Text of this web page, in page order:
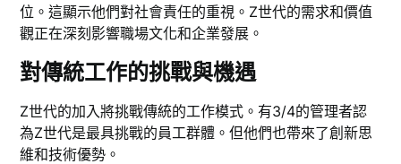
位。這顯示他們對社會責任的重視。Z世代的需求和價值
觀正在深刻影響職場文化和企業發展。
對傳統工作的挑戰與機遇
Z世代的加入將挑戰傳統的工作模式。有3/4的管理者認
為Z世代是最具挑戰的員工群體。但他們也帶來了創新思
維和技術優勢。